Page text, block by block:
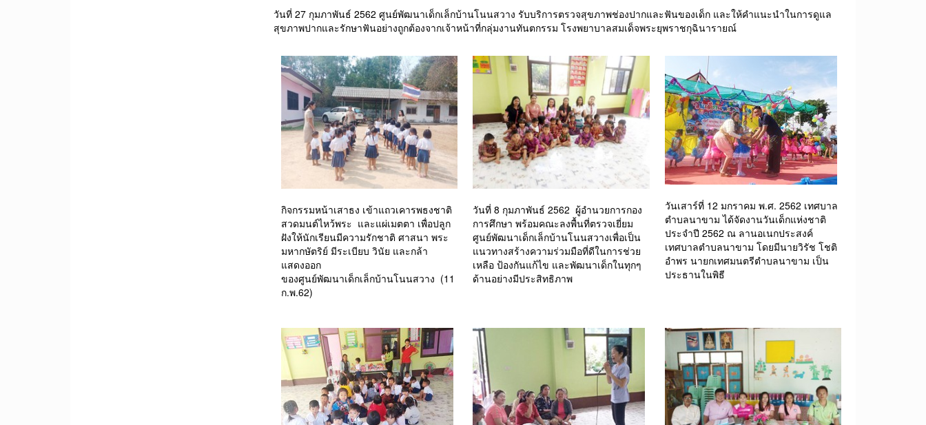
วันที่ 27 กุมภาพันธ์ 2562 ศูนย์พัฒนาเด็กเล็กบ้านโนนสวาง รับบริการตรวจสุขภาพช่องปากและฟันของเด็ก และให้คำแนะนำในการดูแล
สุขภาพปากและรักษาฟันอย่างถูกต้องจากเจ้าหน้าที่กลุ่มงานทันตกรรม โรงพยาบาลสมเด็จพระยุพราชกุฉินารายณ์
กิจกรรมหน้าเสาธง เข้าแถวเคารพธงชาติ
สวดมนต์ไหว้พระ และแผ่เมตตา เพื่อปลูก
ฝังให้นักเรียนมีความรักชาติ ศาสนา พระ
มหากษัตริย์ มีระเบียบ วินัย และกล้า
แสดงออก
ของศูนย์พัฒนาเด็กเล็กบ้านโนนสวาง (11
ก.พ.62)
วันที่ 8 กุมภาพันธ์ 2562 ผู้อำนวยการกอง
การศึกษา พร้อมคณะลงพื้นที่ตรวจเยี่ยม
ศูนย์พัฒนาเด็กเล็กบ้านโนนสวางเพื่อเป็น
แนวทางสร้างความร่วมมือที่ดีในการช่วย
เหลือ ป้องกันแก้ไข และพัฒนาเด็กในทุกๆ
ด้านอย่างมีประสิทธิภาพ
วันเสาร์ที่ 12 มกราคม พ.ศ. 2562 เทศบาล
ตำบลนาขาม ได้จัดงานวันเด็กแห่งชาติ
ประจำปี 2562 ณ ลานอเนกประสงค์
เทศบาลตำบลนาขาม โดยมีนายวิรัช โชติ
อำพร นายกเทศมนตรีตำบลนาขาม เป็น
ประธานในพิธี